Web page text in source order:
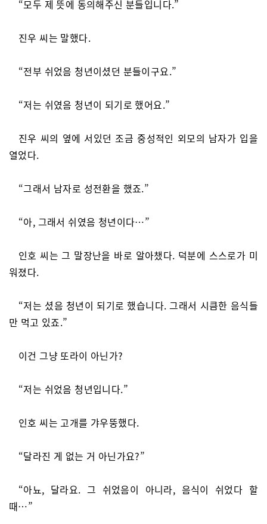
“모두 제 뜻에 동의해주신 분들입니다.”
진우 씨는 말했다.
“전부 쉬었음 청년이셨던 분들이구요.”
“저는 쉬였음 청년이 되기로 했어요.”
진우 씨의 옆에 서있던 조금 중성적인 외모의 남자가 입을
열었다.
“그래서 남자로 성전환을 했죠.”
“아, 그래서 쉬였음 청년이다…”
인호 씨는 그 말장난을 바로 알아챘다. 덕분에 스스로가 미
워졌다.
“저는 셨음 청년이 되기로 했습니다. 그래서 시큼한 음식들
만 먹고 있죠.”
이건 그냥 또라이 아닌가?
“저는 쉬었음 청년입니다.”
인호 씨는 고개를 갸우뚱했다.
“달라진 게 없는 거 아닌가요?”
“아뇨, 달라요. 그 쉬었음이 아니라, 음식이 쉬었다 할
때…”